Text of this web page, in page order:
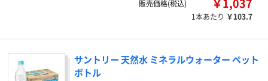
販売価格(税込)
1本あたり ￥103.7
サントリー 天然水 ミネラルウォーター ペット
ボトル